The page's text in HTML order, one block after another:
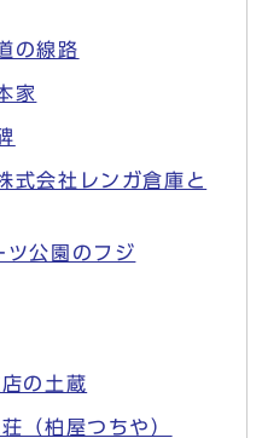
の線路
家
式会社レンガ倉庫と
公園のフジ
の土蔵
（柏屋つちや）